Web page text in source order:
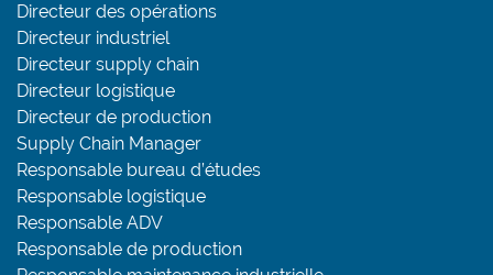
Directeur des opérations
Directeur industriel
Directeur supply chain
Directeur logistique
Directeur de production
Supply Chain Manager
Responsable bureau d’études
Responsable logistique
Responsable ADV
Responsable de production